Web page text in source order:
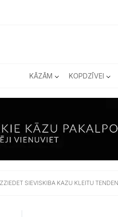
KĀZĀM KOPDZĪVEI
SIEVISKIBA KAZU KLEITU